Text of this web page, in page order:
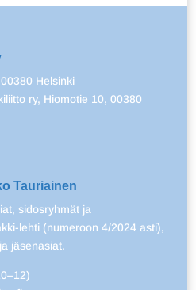
Helsinki
ry, Hiomotie 10, 00380
Tauriainen
sidosryhmät ja
lehti (numeroon 4/2024 asti),
jäsenasiat.